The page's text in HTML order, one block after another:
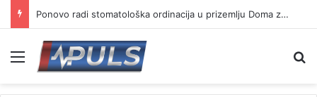
Ponovo radi stomatološka ordinacija u prizemlju Doma zdravlja u Vranju ( VIDEO)
Menu